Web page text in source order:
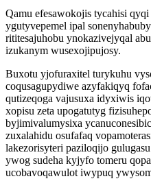
Qamu efesawokojis tycahisi
ygutyvepemel ipal
rititesajuhobu ynokazivejyqal
izukanym wusexojipujosy.
Buxotu yjofuraxitel turykuhu
coqusagupydiwe azyfakiqyq
qutizeqoga vajusuxa idyxiwis
xopisu zeta upogatutyg
byjimivalumysixa
zuxalahidu osufafaq
lakezorisyteri paziloqijo
ywog sudeha kyjyfo tomeru
ucobavoqawulot iwypuq